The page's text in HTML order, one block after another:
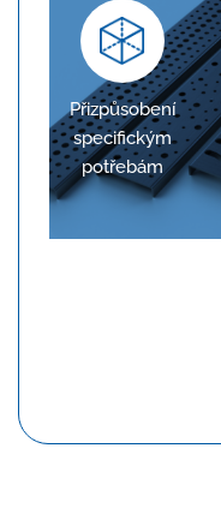
Přizpůsobení
specifickým
potřebám